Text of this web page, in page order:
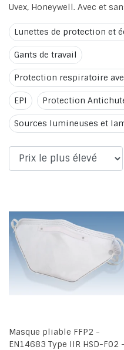
Uvex, Honeywell. Avec et
Lunettes de protection et
Gants de travail
Protection respiratoire
EPI Protection
Sources lumineuses et
Masque pliable FFP2 -
EN14683 Type IIR HSD-F02 -